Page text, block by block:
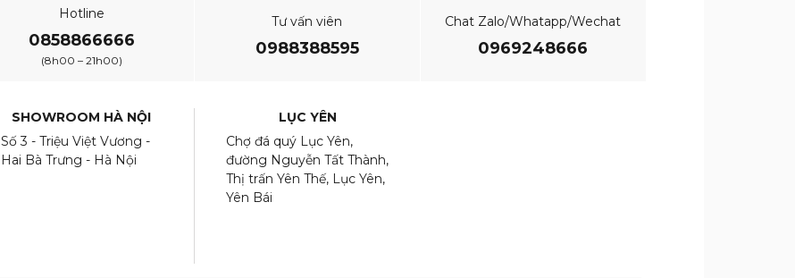
Hotline
0858866666
(8h00 – 21h00)
Tư vấn viên
0988388595
Chat Zalo/Whatapp/Wechat
0969248666
SHOWROOM HÀ NỘI
Số 3 - Triệu Việt Vương -
Hai Bà Trưng - Hà Nội
LỤC YÊN
Chợ đá quý Lục Yên,
đường Nguyễn Tất Thành,
Thị trấn Yên Thế, Lục Yên,
Yên Bái